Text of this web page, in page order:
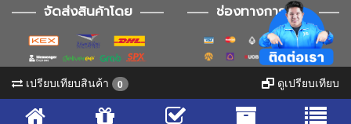
จัดส่งสินค้าโดย ช่องทางการชำระ
ช่องทางการติดตาม
เปรียบเทียบสินค้า 0 ดูเปรียบเทียบ